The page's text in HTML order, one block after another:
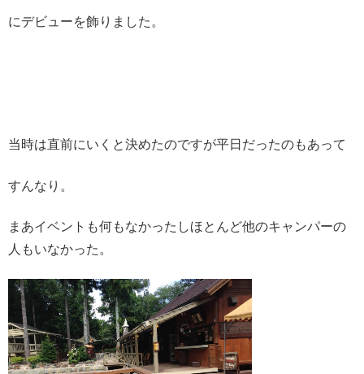
にデビューを飾りました。
当時は直前にいくと決めたのですが平日だったのもあって
すんなり。
まあイベントも何もなかったしほとんど他のキャンパーの
人もいなかった。